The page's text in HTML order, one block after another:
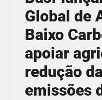
Global de
Baixo
apoiar
redução
emissões